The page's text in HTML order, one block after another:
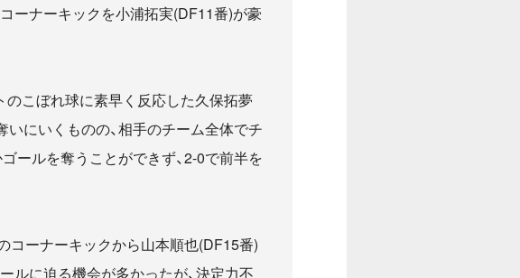
ーナーキックを小浦拓実(DF11番)が豪
こぼれ球に素早く反応した久保拓夢
にいくものの、相手のチーム全体でチ
ールを奪うことができず、2-0で前半を
コーナーキックから山本順也(DF15番)
ルに迫る機会が多かったが、決定力不